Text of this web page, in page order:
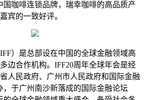
国咖啡连锁品牌，瑞幸咖啡的高品质产
宾的一致好评。
）是总部设在中国的全球金融领域高
边合作机构。IFF20周年全球年会是经
人民政府、广州市人民政府和国际金融
，于广州南沙新落成的国际金融论坛